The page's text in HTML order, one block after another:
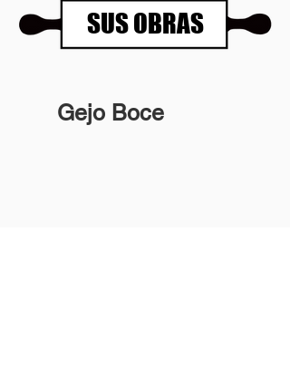
SUS OBRAS
Gejo Boce